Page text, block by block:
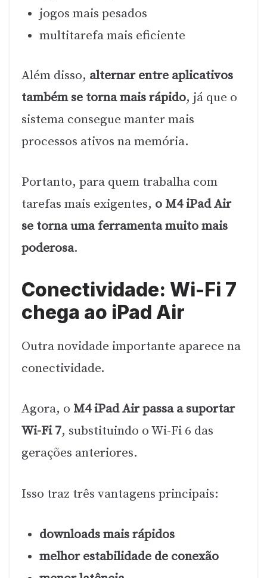
jogos mais pesados
multitarefa mais eficiente
Além disso, alternar entre aplicativos
também se torna mais rápido, já que o
sistema consegue manter mais
processos ativos na memória.
Portanto, para quem trabalha com
tarefas mais exigentes, o M4 iPad Air
se torna uma ferramenta muito mais
poderosa.
Conectividade: Wi-Fi 7
chega ao iPad Air
Outra novidade importante aparece na
conectividade.
Agora, o M4 iPad Air passa a suportar
Wi-Fi 7, substituindo o Wi-Fi 6 das
gerações anteriores.
Isso traz três vantagens principais:
downloads mais rápidos
melhor estabilidade de conexão